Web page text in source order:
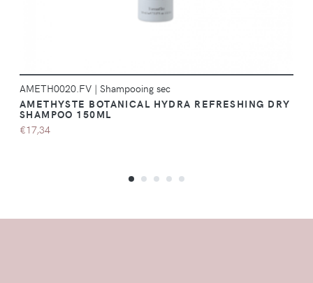
AMETH0020.FV | Shampooing sec
AMETHYSTE BOTANICAL HYDRA REFRESHING DRY
SHAMPOO 150ML
€17,34